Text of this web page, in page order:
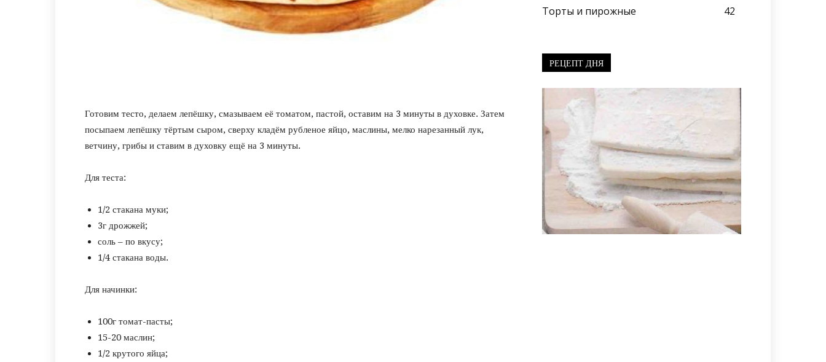
фото
Готовим тесто, делаем лепёшку, смазываем её томатом, пастой, оставим на 3 минуты в духовке. Затем
посыпаем лепёшку тёртым сыром, сверху кладём рубленое яйцо, маслины, мелко нарезанный лук,
ветчину, грибы и ставим в духовку ещё на 3 минуты.
Для теста:
1/2 стакана муки;
3г дрожжей;
соль – по вкусу;
1/4 стакана воды.
Для начинки:
100г томат-пасты;
15-20 маслин;
1/2 крутого яйца;
Торты и пирожные
42
РЕЦЕПТ ДНЯ